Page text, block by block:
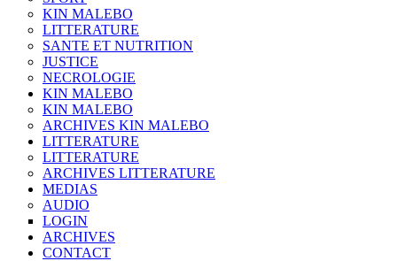
KIN MALEBO
LITTERATURE
SANTE ET NUTRITION
JUSTICE
NECROLOGIE
KIN MALEBO
KIN MALEBO
ARCHIVES KIN MALEBO
LITTERATURE
LITTERATURE
ARCHIVES LITTERATURE
MEDIAS
AUDIO
LOGIN
ARCHIVES
CONTACT